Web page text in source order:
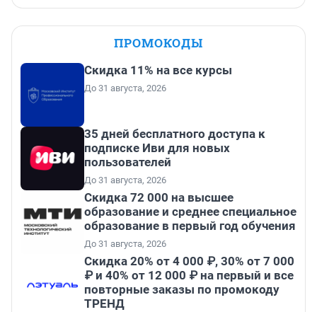
ПРОМОКОДЫ
Скидка 11% на все курсы
До 31 августа, 2026
35 дней бесплатного доступа к
подписке Иви для новых
пользователей
До 31 августа, 2026
Скидка 72 000 на высшее
образование и среднее специальное
образование в первый год обучения
До 31 августа, 2026
Скидка 20% от 4 000 ₽, 30% от 7 000
₽ и 40% от 12 000 ₽ на первый и все
повторные заказы по промокоду
ТРЕНД